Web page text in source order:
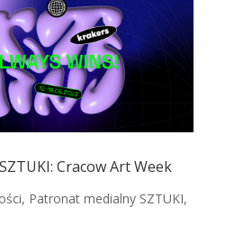
Cracow Art Week
, Patronat medialny SZTUKI,